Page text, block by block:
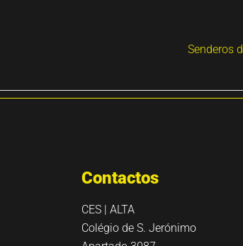
Senderos
Contactos
CES | ALTA
Colégio de S. Jerónimo